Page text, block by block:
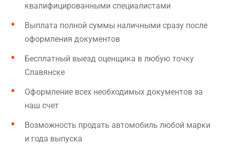
квалифицированными специалистами
Выплата полной суммы наличными сразу после
оформления документов
Бесплатный выезд оценщика в любую точку
Славянске
Оформление всех необходимых документов за
наш счет
Возможность продать автомобиль любой марки
и года выпуска